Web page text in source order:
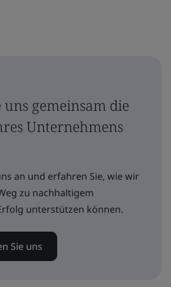
uns gemeinsam die
Unternehmens
an und erfahren Sie, wie wir
zu nachhaltigem
unterstützen können.
Sie uns